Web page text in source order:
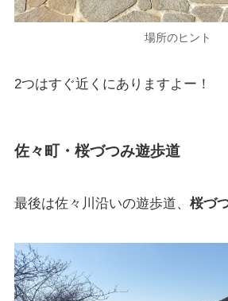
場所のヒント
2つはすぐ近くにありますよー！
佐々町・桜づつみ遊歩道
最後は佐々川沿いの遊歩道、 桜づ